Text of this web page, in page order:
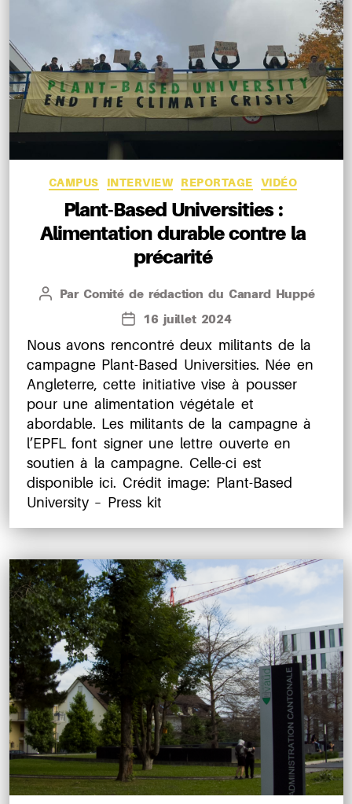
Catégories
CAMPUS INTERVIEW REPORTAGE VIDÉO
Plant-Based Universities :
Alimentation durable contre la
précarité
Auteur
Par Comité de rédaction du Canard Huppé
Date
l’article
16 juillet 2024
Nous avons rencontré deux militants de la
campagne Plant-Based Universities. Née en
Angleterre, cette initiative vise à pousser
pour une alimentation végétale et
abordable. Les militants de la campagne à
l’EPFL font signer une lettre ouverte en
soutien à la campagne. Celle-ci est
disponible ici. Crédit image: Plant-Based
University – Press kit